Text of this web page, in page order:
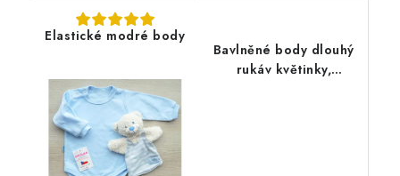
Elastické modré body
Bavlněné body dlouhý
rukáv květinky,